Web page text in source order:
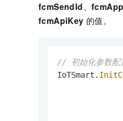
fcmSendId、
fcmApiKey 的值。
// 初始化参数配
IoTSmart.